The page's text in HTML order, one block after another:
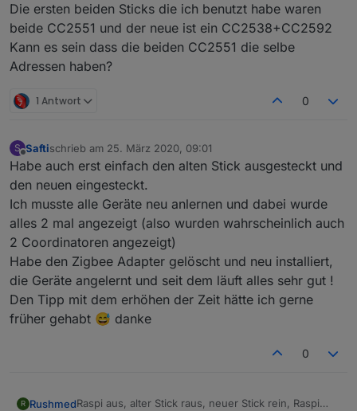
Die ersten beiden Sticks die ich benutzt habe waren
beide CC2551 und der neue ist ein CC2538+CC2592
Kann es sein dass die beiden CC2551 die selbe
Adressen haben?
1 Antwort 0
S
Offline
Saftischrieb am 25. März 2020, 09:01
zuletzt editiert von
Habe auch erst einfach den alten Stick ausgesteckt und
den neuen eingesteckt.
Ich musste alle Geräte neu anlernen und dabei wurde
alles 2 mal angezeigt (also wurden wahrscheinlich auch
2 Coordinatoren angezeigt)
Habe den Zigbee Adapter gelöscht und neu installiert,
die Geräte angelernt und seit dem läuft alles sehr gut !
Den Tipp mit dem erhöhen der Zeit hätte ich gerne
früher gehabt 😅 danke
0
R RushmedRaspi aus, alter Stick raus, neuer Stick rein, Raspi